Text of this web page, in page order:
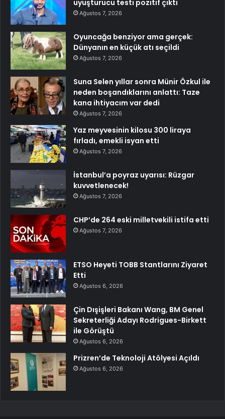
uyuşturucu testi pozitif çıktı
Ağustos 7, 2026
Oyuncağa benziyor ama gerçek:
Dünyanın en küçük atı seçildi
Ağustos 7, 2026
Suna Selen yıllar sonra Münir Özkul ile
neden boşandıklarını anlattı: Taze
kana ihtiyacım var dedi
Ağustos 7, 2026
Yaz meyvesinin kilosu 300 liraya
fırladı, emekli isyan etti
Ağustos 7, 2026
İstanbul’a poyraz uyarısı: Rüzgar
kuvvetlenecek!
Ağustos 7, 2026
CHP’de 264 eski milletvekili istifa etti
Ağustos 7, 2026
ETSO Heyeti TOBB Stantlarını Ziyaret
Etti
Ağustos 6, 2026
Çin Dışişleri Bakanı Wang, BM Genel
Sekreterliği Adayı Rodrigues-Birkett
ile Görüştü
Ağustos 6, 2026
Prizren’de Teknoloji Atölyesi Açıldı
Ağustos 6, 2026